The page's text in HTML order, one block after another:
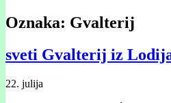
Oznaka: Gvalterij
sveti Gvalterij iz
22. julija